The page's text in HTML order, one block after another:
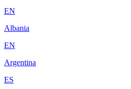
EN
Albania
EN
Argentina
ES